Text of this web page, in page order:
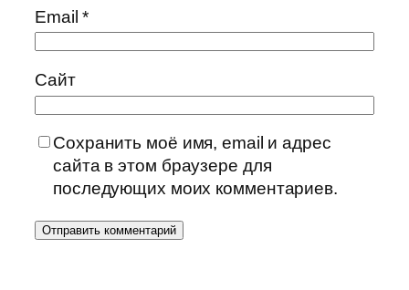
Email*
Сайт
Сохранить моё имя, email и адрес
сайта в этом браузере для
последующих моих комментариев.